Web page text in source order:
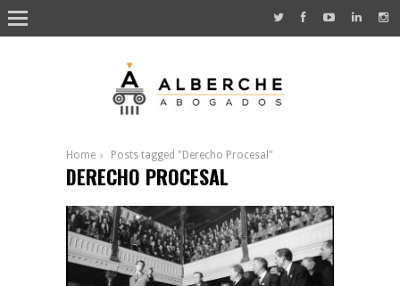
Home Posts tagged "Derecho Procesal"
DERECHO PROCESAL